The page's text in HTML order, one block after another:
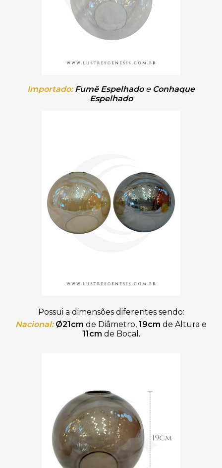
Importado: Fumê Espelhado eConhaque
Espelhado
Possui a dimensões diferentes sendo:
Nacional: Ø21cm de Diâmetro, 19cm de Altura e
11cm de Bocal.